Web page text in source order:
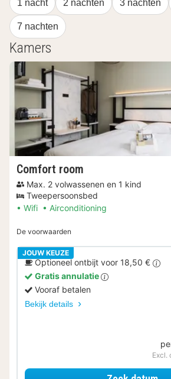
1 nacht 2 nachten 3 nachten
7 nachten
Kamers
Comfort room
Max. 2 volwassenen en 1 kind
Tweepersoonsbed
Wifi
Airconditioning
De voorwaarden
JOUW KEUZE
Optioneel ontbijt voor 18,50 €
Gratis annulatie
Vooraf betalen
Bekijk details
Excl.